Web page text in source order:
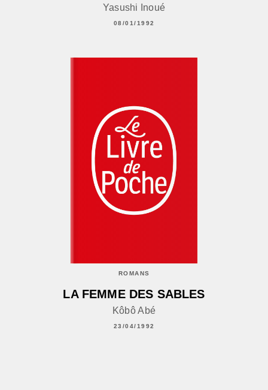
Yasushi Inoué
08/01/1992
ROMANS
LA FEMME DES SABLES
Kôbô Abé
23/04/1992